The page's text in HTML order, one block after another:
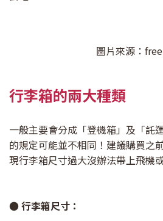
圖片來源：
行李箱的兩大種類
一般主要會分成「登機箱」及「託
的規定可能並不相同！建議購買之
現行李箱尺寸過大沒辦法帶上飛機
● 行李箱尺寸：